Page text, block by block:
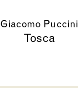
Giacomo Puccini
Tosca